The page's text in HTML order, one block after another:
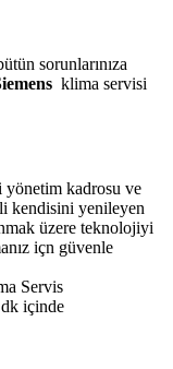
sorunlarınıza
klima servisi
yönetim kadrosu ve
kendisini yenileyen
üzere teknolojiyi
içn güvenle
Servis
içinde